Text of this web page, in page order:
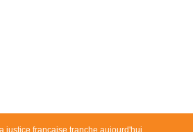
justice française tranche aujourd'hui